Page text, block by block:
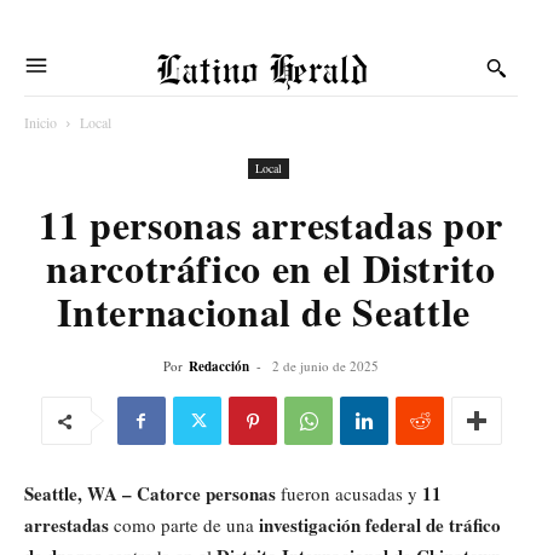
Latino Herald
Inicio Local
Local
11 personas arrestadas por
narcotráfico en el Distrito
Internacional de Seattle
Por Redacción - 2 de junio de 2025
Seattle, WA – Catorce personas fueron acusadas y 11
arrestadas como parte de una investigación federal de tráfico